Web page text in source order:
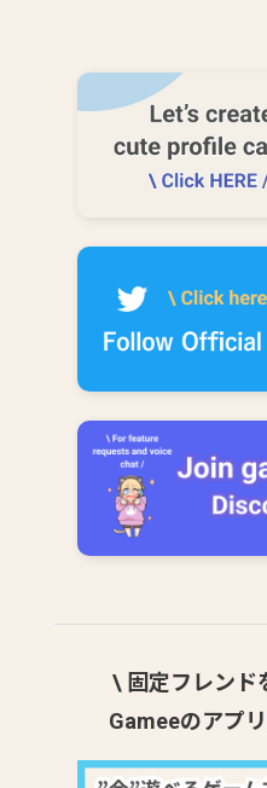
\ 固定フレンド
Gameeのアプ